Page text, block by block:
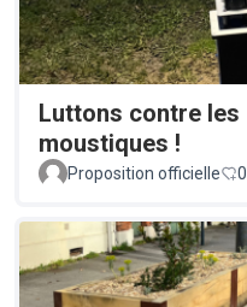
Luttons contre les
moustiques !
Proposition officielle
0